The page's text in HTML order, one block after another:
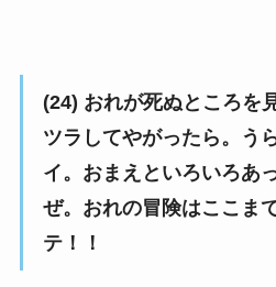
(24) おれが死ぬところを
ツラしてやがったら。う
イ。おまえといろいろあ
ぜ。おれの冒険はここま
テ！！